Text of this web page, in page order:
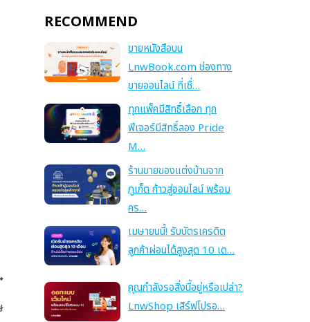
RECOMMEND
ขายหนังสือบน
LnwBook.com ช่องทาง
ขายออนไลน์ ที่เชื่…
ทุกแพ็คมีสิทธิ์เลือก ทุก
ฟีเจอร์มีสิทธิ์ลอง Pride
M…
ร้านขายของแต่งบ้านจาก
ภูเก็ต ก้าวสู่ออนไลน์ พร้อม
คร…
เมษายนนี้! รับบัตรเครดิต
ลูกค้าผ่อนได้สูงสุด 10 เด…
คุณกำลังรอสิ่งนี้อยู่หรือเปล่า?
LnwShop เสิร์ฟโปรอ…